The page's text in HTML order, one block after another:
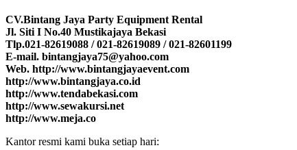
CV.Bintang Jaya Party Equipment Rental
Jl. Siti I No.40 Mustikajaya Bekasi
Tlp.021-82619088 / 021-82619089 / 021-82601199
E-mail. bintangjaya75@yahoo.com
Web. http://www.bintangjayaevent.com
http://www.bintangjaya.co.id
http://www.tendabekasi.com
http://www.sewakursi.net
http://www.meja.co
Kantor resmi kami buka setiap hari: